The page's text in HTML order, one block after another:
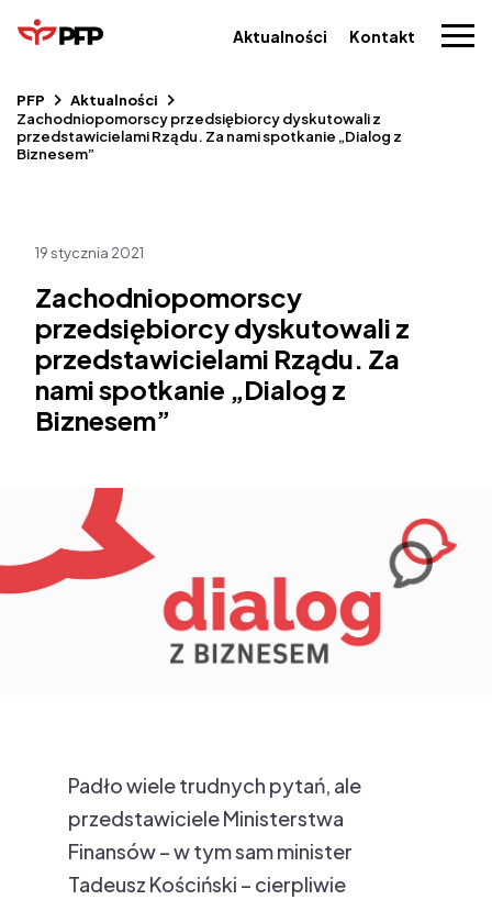
Aktualności Kontakt
PFP
Aktualności
Zachodniopomorscy przedsiębiorcy dyskutowali z
przedstawicielami Rządu. Za nami spotkanie „Dialog z
Biznesem”
19 stycznia 2021
Zachodniopomorscy
przedsiębiorcy dyskutowali z
przedstawicielami Rządu. Za
nami spotkanie „Dialog z
Biznesem”
Padło wiele trudnych pytań, ale
przedstawiciele Ministerstwa
Finansów – w tym sam minister
Tadeusz Kościński – cierpliwie